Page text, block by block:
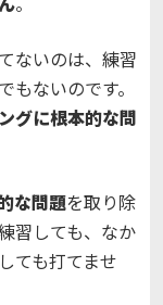
ないのは、練習
ないのです。
グに根本的な問
な問題を取り除
習しても、なか
ても打てませ